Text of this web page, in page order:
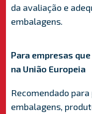
da avaliação e
embalagens.
Para empresas
na União Europeia
Recomendado
embalagens,